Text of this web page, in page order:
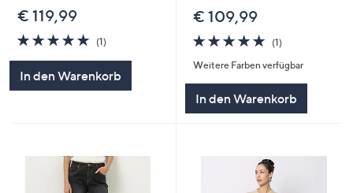
€ 119,99
5.0
von
(1)1
In den Warenkorb
€ 109,99
5.0
von
5
(1)1
Weitere Farben verfügbar
In den Warenkorb